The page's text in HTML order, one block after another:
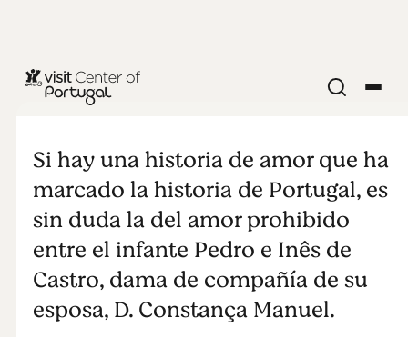
ARTE Y CULTURA
Pedro e Inés,
una historia
de amor
intemporal
Si hay una historia de amor que ha
marcado la historia de Portugal, es
sin duda la del amor prohibido
entre el infante Pedro e Inês de
Castro, dama de compañía de su
esposa, D. Constança Manuel.